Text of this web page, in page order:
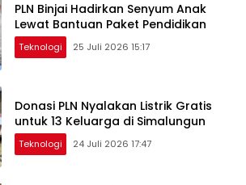
PLN Binjai Hadirkan Senyum Anak
Lewat Bantuan Paket Pendidikan
Teknologi 25 Juli 2026 15:17
Donasi PLN Nyalakan Listrik Gratis
untuk 13 Keluarga di Simalungun
Teknologi 24 Juli 2026 17:47